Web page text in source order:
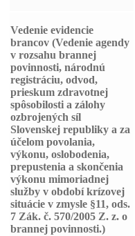
Vedenie evidencie
brancov (Vedenie agendy
v rozsahu brannej
povinnosti, národnú
registráciu, odvod,
prieskum zdravotnej
spôsobilosti a zálohy
ozbrojených síl
Slovenskej republiky a za
účelom povolania,
výkonu, oslobodenia,
prepustenia a skončenia
výkonu mimoriadnej
služby v období krízovej
situácie v zmysle §11, ods.
7 Zák. č. 570/2005 Z. z. o
brannej povinnosti.)